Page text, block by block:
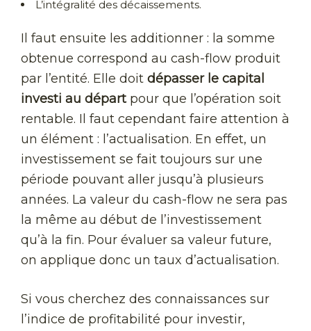
L’intégralité des décaissements.
Il faut ensuite les additionner : la somme
obtenue correspond au cash-flow produit
par l’entité. Elle doit dépasser le capital
investi au départ pour que l’opération soit
rentable. Il faut cependant faire attention à
un élément : l’actualisation. En effet, un
investissement se fait toujours sur une
période pouvant aller jusqu’à plusieurs
années. La valeur du cash-flow ne sera pas
la même au début de l’investissement
qu’à la fin. Pour évaluer sa valeur future,
on applique donc un taux d’actualisation.
Si vous cherchez des connaissances sur
l’indice de profitabilité pour investir,